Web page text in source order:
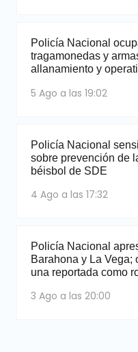
Policía Nacional
tragamonedas y
allanamiento y
5 Ago a las 19:02
Policía Nacional
sobre prevención de
béisbol de SDE
4 Ago a las 17:32
Policía Nacional
Barahona y La Vega;
una reportada como
3 Ago a las 20:00